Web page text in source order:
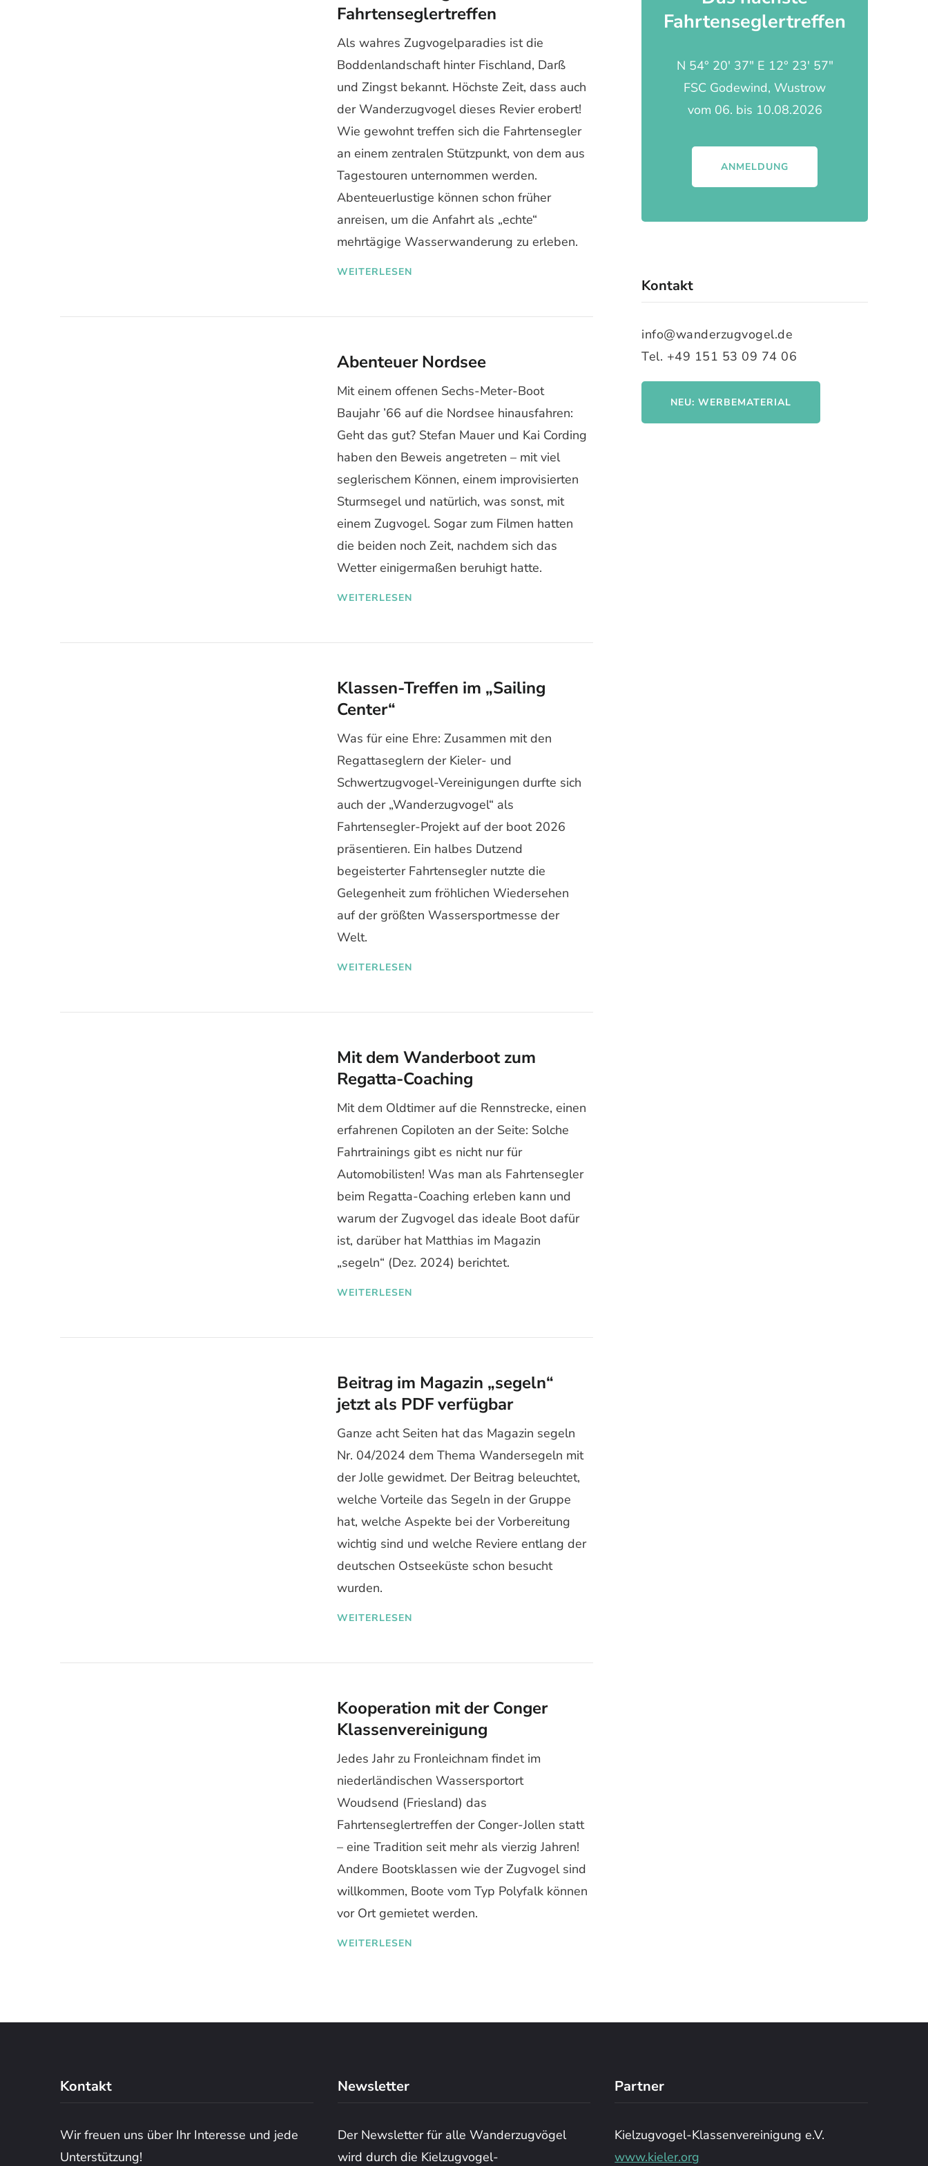
Fahrtenseglertreffen
Als wahres Zugvogelparadies ist die
Boddenlandschaft hinter Fischland, Darß
und Zingst bekannt. Höchste Zeit, dass auch
der Wanderzugvogel dieses Revier erobert!
Wie gewohnt treffen sich die Fahrtensegler
an einem zentralen Stützpunkt, von dem aus
Tagestouren unternommen werden.
Abenteuerlustige können schon früher
anreisen, um die Anfahrt als „echte“
mehrtägige Wasserwanderung zu erleben.
WEITERLESEN
Abenteuer Nordsee
Mit einem offenen Sechs-Meter-Boot
Baujahr ’66 auf die Nordsee hinausfahren:
Geht das gut? Stefan Mauer und Kai Cording
haben den Beweis angetreten – mit viel
seglerischem Können, einem improvisierten
Sturmsegel und natürlich, was sonst, mit
einem Zugvogel. Sogar zum Filmen hatten
die beiden noch Zeit, nachdem sich das
Wetter einigermaßen beruhigt hatte.
WEITERLESEN
Klassen-Treffen im „Sailing
Center“
Was für eine Ehre: Zusammen mit den
Regattaseglern der Kieler- und
Schwertzugvogel-Vereinigungen durfte sich
auch der „Wanderzugvogel“ als
Fahrtensegler-Projekt auf der boot 2026
präsentieren. Ein halbes Dutzend
begeisterter Fahrtensegler nutzte die
Gelegenheit zum fröhlichen Wiedersehen
auf der größten Wassersportmesse der
Welt.
WEITERLESEN
Mit dem Wanderboot zum
Regatta-Coaching
Mit dem Oldtimer auf die Rennstrecke, einen
erfahrenen Copiloten an der Seite: Solche
Fahrtrainings gibt es nicht nur für
Automobilisten! Was man als Fahrtensegler
beim Regatta-Coaching erleben kann und
warum der Zugvogel das ideale Boot dafür
ist, darüber hat Matthias im Magazin
„segeln“ (Dez. 2024) berichtet.
WEITERLESEN
Beitrag im Magazin „segeln“
jetzt als PDF verfügbar
Ganze acht Seiten hat das Magazin segeln
Nr. 04/2024 dem Thema Wandersegeln mit
der Jolle gewidmet. Der Beitrag beleuchtet,
welche Vorteile das Segeln in der Gruppe
hat, welche Aspekte bei der Vorbereitung
wichtig sind und welche Reviere entlang der
deutschen Ostseeküste schon besucht
wurden.
WEITERLESEN
Kooperation mit der Conger
Klassenvereinigung
Jedes Jahr zu Fronleichnam findet im
niederländischen Wassersportort
Woudsend (Friesland) das
Fahrtenseglertreffen der Conger-Jollen statt
– eine Tradition seit mehr als vierzig Jahren!
Andere Bootsklassen wie der Zugvogel sind
willkommen, Boote vom Typ Polyfalk können
vor Ort gemietet werden.
WEITERLESEN
Fahrtenseglertreffen
N 54° 20' 37" E 12° 23' 57"
FSC Godewind, Wustrow
vom 06. bis 10.08.2026
ANMELDUNG
Kontakt
info@wanderzugvogel.de
Tel. +49 151 53 09 74 06
NEU: WERBEMATERIAL
Kontakt
Wir freuen uns über Ihr Interesse und jede
Unterstützung!
Newsletter
Der Newsletter für alle Wanderzugvögel
wird durch die Kielzugvogel-
Partner
Kielzugvogel-Klassenvereinigung e.V.
www.kieler.org